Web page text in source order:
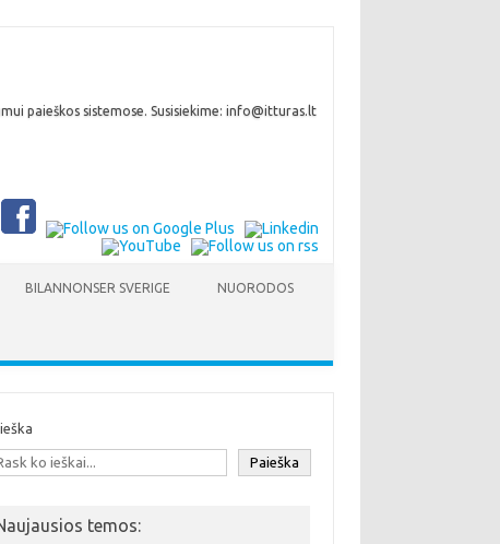
paieškos sistemose. Susisiekime: info@itturas.lt
BILANNONSER SVERIGE NUORODOS
Paieška
temos: